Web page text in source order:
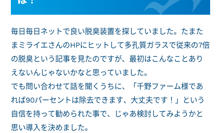
毎日毎日ネットで良い脱臭装置を探していました。たまた
まミライエさんのHPにヒットして多孔質ガラスで従来の7倍
の脱臭という記事を見たのですが、最初はこんなことあり
えないんじゃないかなと思っていました。
でも問い合わせて話を聞くうちに、「千野ファーム様であ
れば90パーセントは除去できます、大丈夫です！」という
自信を持って勧められた事で、じゃあ検討してみようかと
思い導入を決めました。